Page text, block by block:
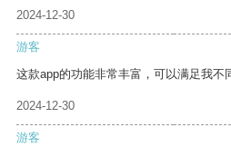
2024-12-30
游客
这款app的功能非常丰富，可以满足我不
2024-12-30
游客